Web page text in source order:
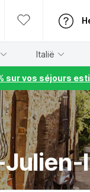
Italië
vos séjours